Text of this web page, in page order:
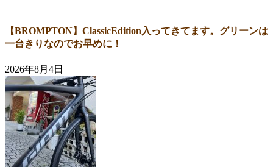
【BROMPTON】ClassicEdition入ってきてます。グリーンは
一台きりなのでお早めに！
2026年8月4日